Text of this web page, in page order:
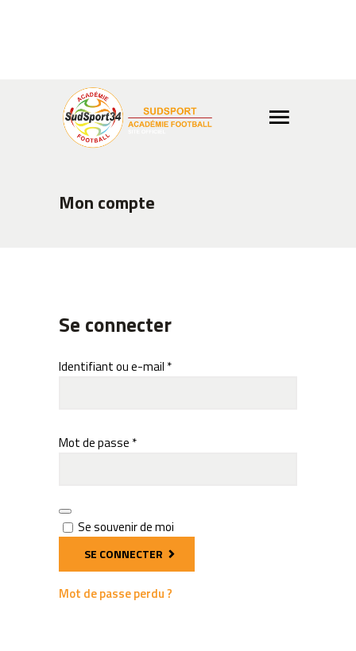
Mon compte
Se connecter
Identifiant ou e-mail *Obligatoire
Mot de passe *Obligatoire
Se souvenir de moi
SE CONNECTER
Mot de passe perdu ?